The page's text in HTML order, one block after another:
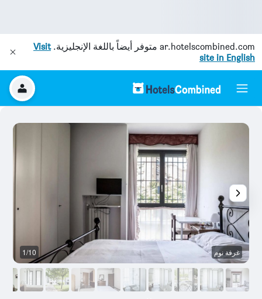
ar.hotelscombined.com متوفر أيضاً باللغة الإنجليزية.Visit
site in English
غرفة نوم 1/10